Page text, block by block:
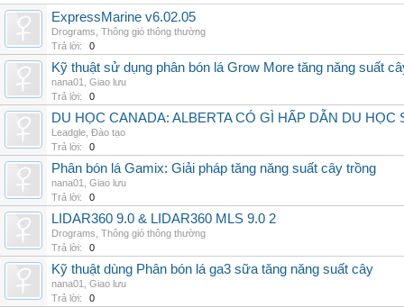
ExpressMarine v6.02.05
Drograms Thông gió thông thường
Trả lời:
0
Kỹ thuật sử dụng phân bón lá Grow More tăng năng suất
nana01
Giao lưu
Trả lời:
0
DU HỌC CANADA: ALBERTA CÓ GÌ HẤP DẪN DU HỌC
Leadgle Đào tạo
Trả lời:
0
Phân bón lá Gamix: Giải pháp tăng năng suất cây trồng
nana01
Giao lưu
Trả lời:
0
LIDAR360 9.0 & LIDAR360 MLS 9.0 2
Drograms Thông gió thông thường
Trả lời:
0
Kỹ thuật dùng Phân bón lá ga3 sữa tăng năng suất cây
nana01
Giao lưu
Trả lời:
0